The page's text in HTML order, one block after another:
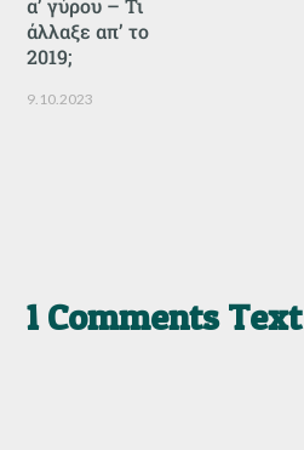
α’ γύρου – Τι
άλλαξε απ’ το
2019;
9.10.2023
1 Comments Text